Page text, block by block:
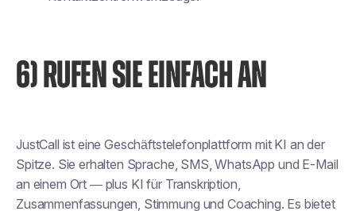
6) RUFEN SIE EINFACH AN
JustCall ist eine Geschäftstelefonplattform mit KI an der
Spitze. Sie erhalten Sprache, SMS, WhatsApp und E-Mail
an einem Ort — plus KI für Transkription,
Zusammenfassungen, Stimmung und Coaching. Es bietet